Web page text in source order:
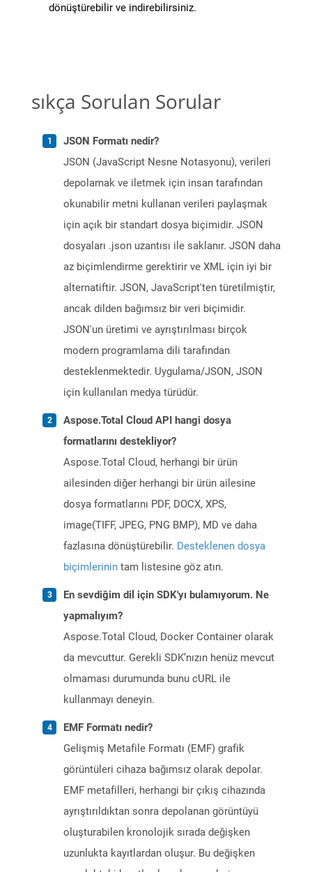
dönüştürebilir ve indirebilirsiniz.
sıkça Sorulan Sorular
JSON Formatı nedir?
JSON (JavaScript Nesne Notasyonu), verileri
depolamak ve iletmek için insan tarafından
okunabilir metni kullanan verileri paylaşmak
için açık bir standart dosya biçimidir. JSON
dosyaları .json uzantısı ile saklanır. JSON daha
az biçimlendirme gerektirir ve XML için iyi bir
alternatiftir. JSON, JavaScript'ten türetilmiştir,
ancak dilden bağımsız bir veri biçimidir.
JSON'un üretimi ve ayrıştırılması birçok
modern programlama dili tarafından
desteklenmektedir. Uygulama/JSON, JSON
için kullanılan medya türüdür.
Aspose.Total Cloud API hangi dosya
formatlarını destekliyor?
Aspose.Total Cloud, herhangi bir ürün
ailesinden diğer herhangi bir ürün ailesine
dosya formatlarını PDF, DOCX, XPS,
image(TIFF, JPEG, PNG BMP), MD ve daha
fazlasına dönüştürebilir. Desteklenen dosya
biçimlerinin tam listesine göz atın.
En sevdiğim dil için SDK'yı bulamıyorum. Ne
yapmalıyım?
Aspose.Total Cloud, Docker Container olarak
da mevcuttur. Gerekli SDK’nızın henüz mevcut
olmaması durumunda bunu cURL ile
kullanmayı deneyin.
EMF Formatı nedir?
Gelişmiş Metafile Formatı (EMF) grafik
görüntüleri cihaza bağımsız olarak depolar.
EMF metafilleri, herhangi bir çıkış cihazında
ayrıştırıldıktan sonra depolanan görüntüyü
oluşturabilen kronolojik sırada değişken
uzunlukta kayıtlardan oluşur. Bu değişken